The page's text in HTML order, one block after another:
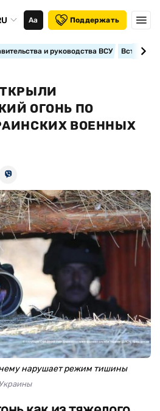
Аа Поддержать
и руководства ВСУ
ОГОНЬ ПО
ВОЕННЫХ
нарушает режим тишины